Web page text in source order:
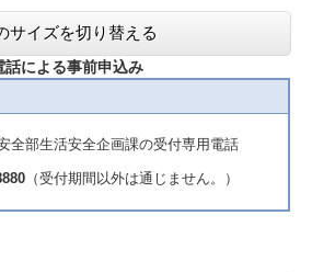
サイズを切り替える
話による事前申込み
全部生活安全企画課の受付専用電話
（受付期間以外は通じません。）